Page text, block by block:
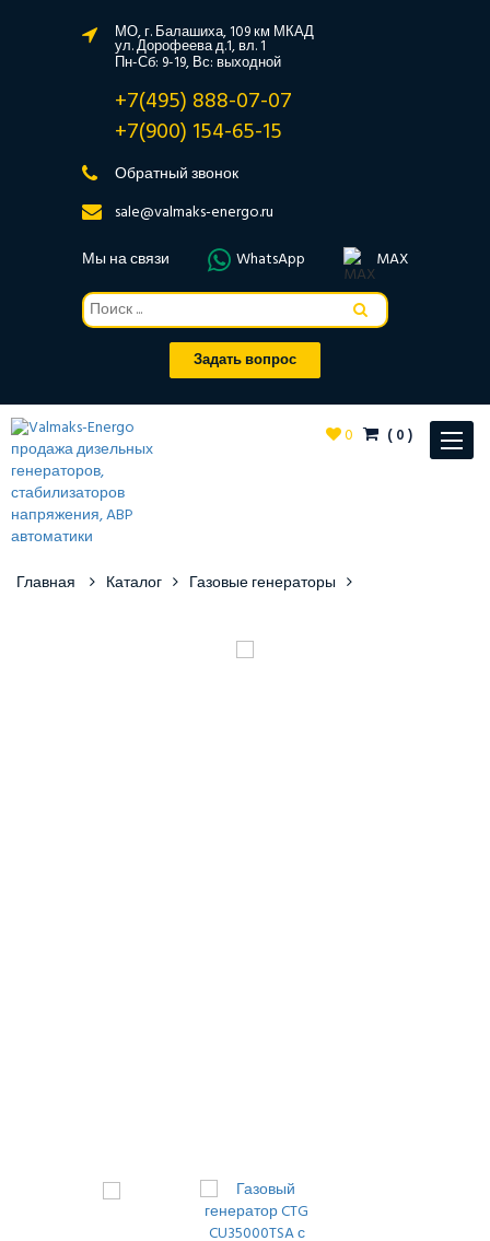
МО, г. Балашиха, 109 км МКАД
ул. Дорофеева д.1, вл. 1
Пн-Сб: 9-19, Вс: выходной
+7(495) 888-07-07
+7(900) 154-65-15
Обратный звонок
sale@valmaks-energo.ru
Мы на связи
WhatsApp MAX
Задать вопрос
Toggle
0 (0)
Главная Каталог Газовые генераторы